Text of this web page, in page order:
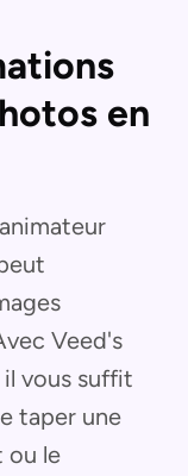
en
Veed's
il vous suffit
taper une
ou le